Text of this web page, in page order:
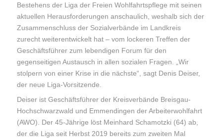
Bestehens der Liga der Freien Wohlfahrtspflege mit seinen
aktuellen Herausforderungen anschaulich, weshalb sich der
Zusammenschluss der Sozialverbände im Landkreis
zurecht weiterentwickelt hat – vom lockeren Treffen der
Geschäftsführer zum lebendigen Forum für den
gegenseitigen Austausch in allen sozialen Fragen. „Wir
stolpern von einer Krise in die nächste“, sagt Denis Deiser,
der neue Liga-Vorsitzende.
Deiser ist Geschäftsführer der Kreisverbände Breisgau-
Hochschwarzwald und Emmendingen der Arbeiterwohlfahrt
(AWO). Der 45-Jährige löst Meinhard Schamotzki (64) ab,
der die Liga seit Herbst 2019 bereits zum zweiten Mal